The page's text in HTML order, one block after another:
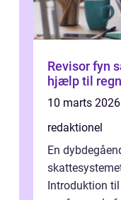
Revisor fyn sådan finder du den rigtige
hjælp til
10 marts 2026
redaktionel
En
Introduktion